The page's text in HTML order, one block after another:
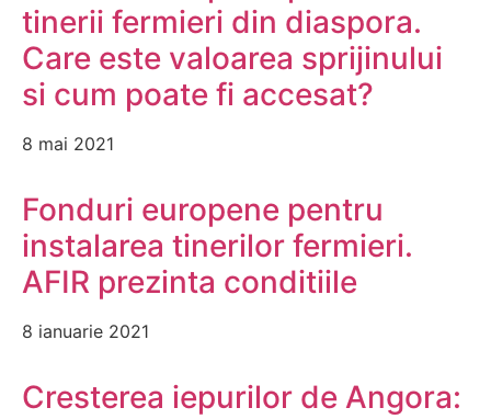
tinerii fermieri din diaspora.
Care este valoarea sprijinului
si cum poate fi accesat?
8 mai 2021
Fonduri europene pentru
instalarea tinerilor fermieri.
AFIR prezinta conditiile
8 ianuarie 2021
Cresterea iepurilor de Angora: